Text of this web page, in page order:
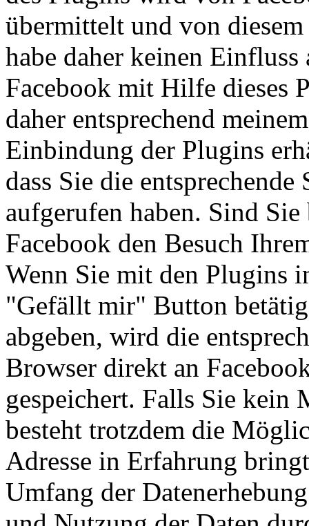
übermittelt und von
habe daher keinen
Facebook mit Hilfe dieses
daher entsprechend
Einbindung der Plugins
dass Sie die
aufgerufen haben. Sind
Facebook den Besuch
Wenn Sie mit den Plugins
"Gefällt mir" Button
abgeben, wird die
Browser direkt an
gespeichert. Falls Sie kein
besteht trotzdem die
Adresse in Erfahrung
Umfang der